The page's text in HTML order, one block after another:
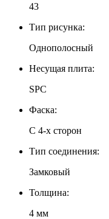
43
Тип рисунка:
Однополосный
Несущая плита:
SPC
Фаска:
С 4-х сторон
Тип соединения:
Замковый
Толщина:
4 мм